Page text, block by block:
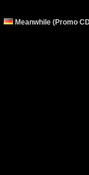
Meanwhile (Promo